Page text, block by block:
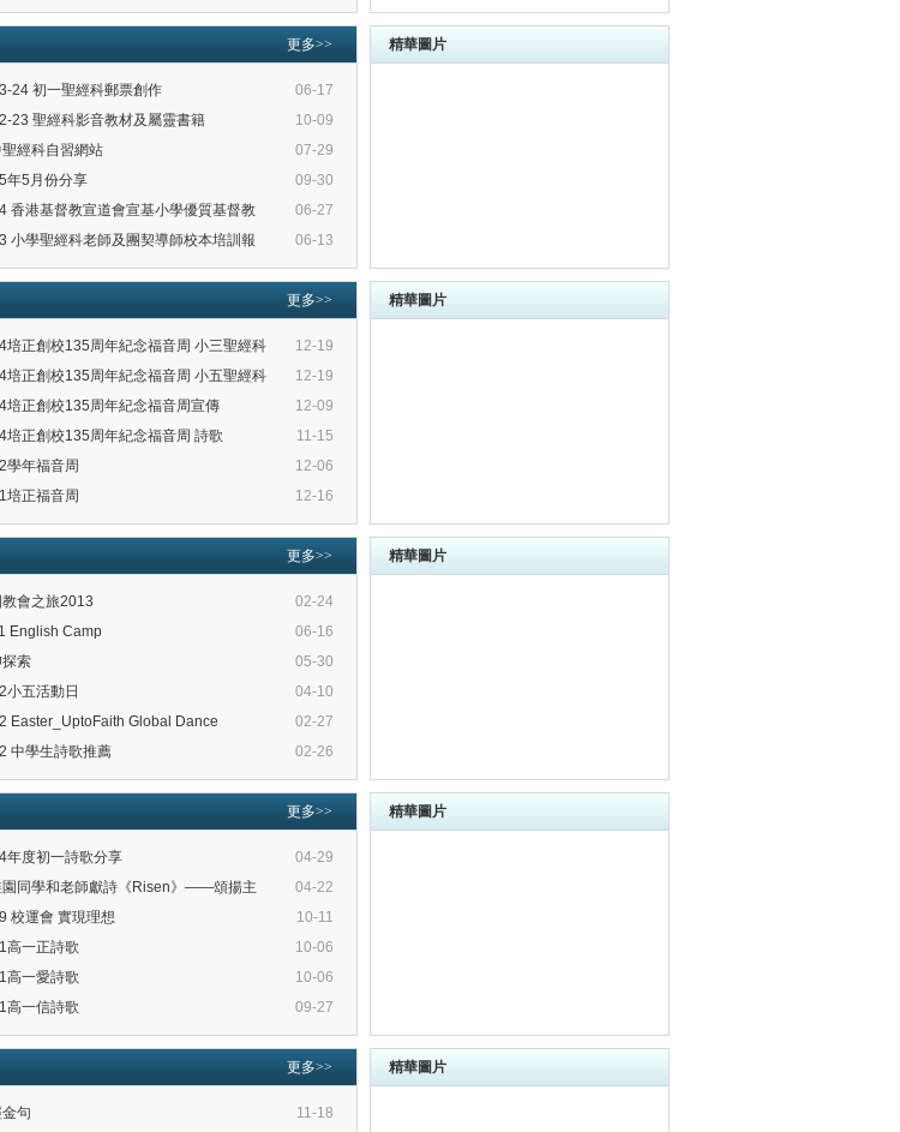
更多>>
06-17
24 初一聖經科郵票創作
10-09
23 聖經科影音教材及屬靈書籍
07-29
經科自習網站
09-30
年5月份分享
06-27
香港基督教宣道會宣基小學優質基督教
06-13
小學聖經科老師及團契導師校本培訓報
精華圖片
更多>>
12-19
培正創校135周年紀念福音周 小三聖經科
12-19
培正創校135周年紀念福音周 小五聖經科
12-09
培正創校135周年紀念福音周宣傳
11-15
培正創校135周年紀念福音周 詩歌
12-06
學年福音周
12-16
培正福音周
精華圖片
更多>>
02-24
會之旅2013
06-16
English Camp
05-30
索
04-10
小五活動日
02-27
Easter_UptoFaith Global Dance
02-26
中學生詩歌推薦
精華圖片
更多>>
04-29
年度初一詩歌分享
04-22
園同學和老師獻詩《Risen》——頌揚主
10-11
校運會 實現理想
10-06
高一正詩歌
10-06
高一愛詩歌
09-27
高一信詩歌
精華圖片
更多>>
11-18
句
精華圖片